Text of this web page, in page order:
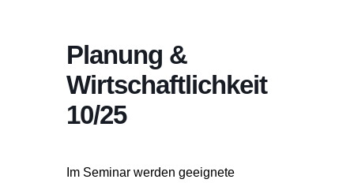
Planung &
Wirtschaftlichkeit
10/25
Im Seminar werden geeignete